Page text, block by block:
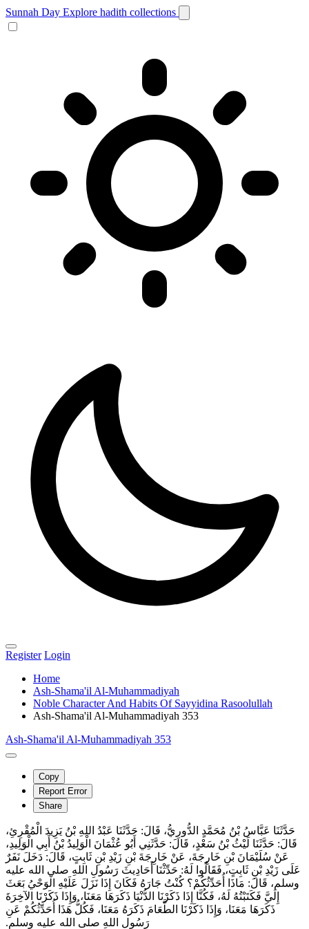
Sunnah Day Explore hadith collections
Register Login
Home
Ash-Shama'il Al-Muhammadiyah
Noble Character And Habits Of Sayyidina Rasoolullah
Ash-Shama'il Al-Muhammadiyah 353
Ash-Shama'il Al-Muhammadiyah 353
Copy
Report Error
Share
حَدَّثَنَا عَبَّاسُ بْنُ مُحَمَّدٍ الدُّورِيُّ، قَالَ‏:‏ حَدَّثَنَا عَبْدُ اللهِ بْنُ يَزِيدَ الْمُقْرِئِ،
قَالَ‏:‏ حَدَّثَنَا لَيْثُ بْنُ سَعْدٍ، قَالَ‏:‏ حَدَّثَنِي أَبُو عُثْمَانَ الْوَلِيدُ بْنُ أَبِي الْوَلِيدِ،
عَنْ سُلَيْمَانَ بْنِ خَارِجَةَ، عَنْ خَارِجَةَ بْنِ زَيْدِ بْنِ ثَابِتٍ، قَالَ‏:‏ دَخَلَ نَفَرٌ
عَلَى زَيْدِ بْنِ ثَابِتٍ، فَقَالُوا لَهُ‏:‏ حَدِّثْنَا أَحَادِيثَ رَسُولِ اللهِ صلى الله عليه
وسلم، قَالَ‏:‏ مَاذَا أُحَدِّثُكُمْ‏؟‏ كُنْتُ جَارَهُ فَكَانَ إِذَا نَزَلَ عَلَيْهِ الْوَحْيُ بَعَثَ
إِلَيَّ فَكَتَبْتُهُ لَهُ، فَكُنَّا إِذَا ذَكَرْنَا الدُّنْيَا ذَكَرَهَا مَعَنَا، وَإِذَا ذَكَرْنَا الآخِرَةَ
ذَكَرَهَا مَعَنَا، وَإِذَا ذَكَرْنَا الطَّعَامَ ذَكَرَهُ مَعَنَا، فَكُلُّ هَذَا أُحَدِّثُكُمْ عَنِ
رَسُولِ اللهِ صلى الله عليه وسلم‏.‏